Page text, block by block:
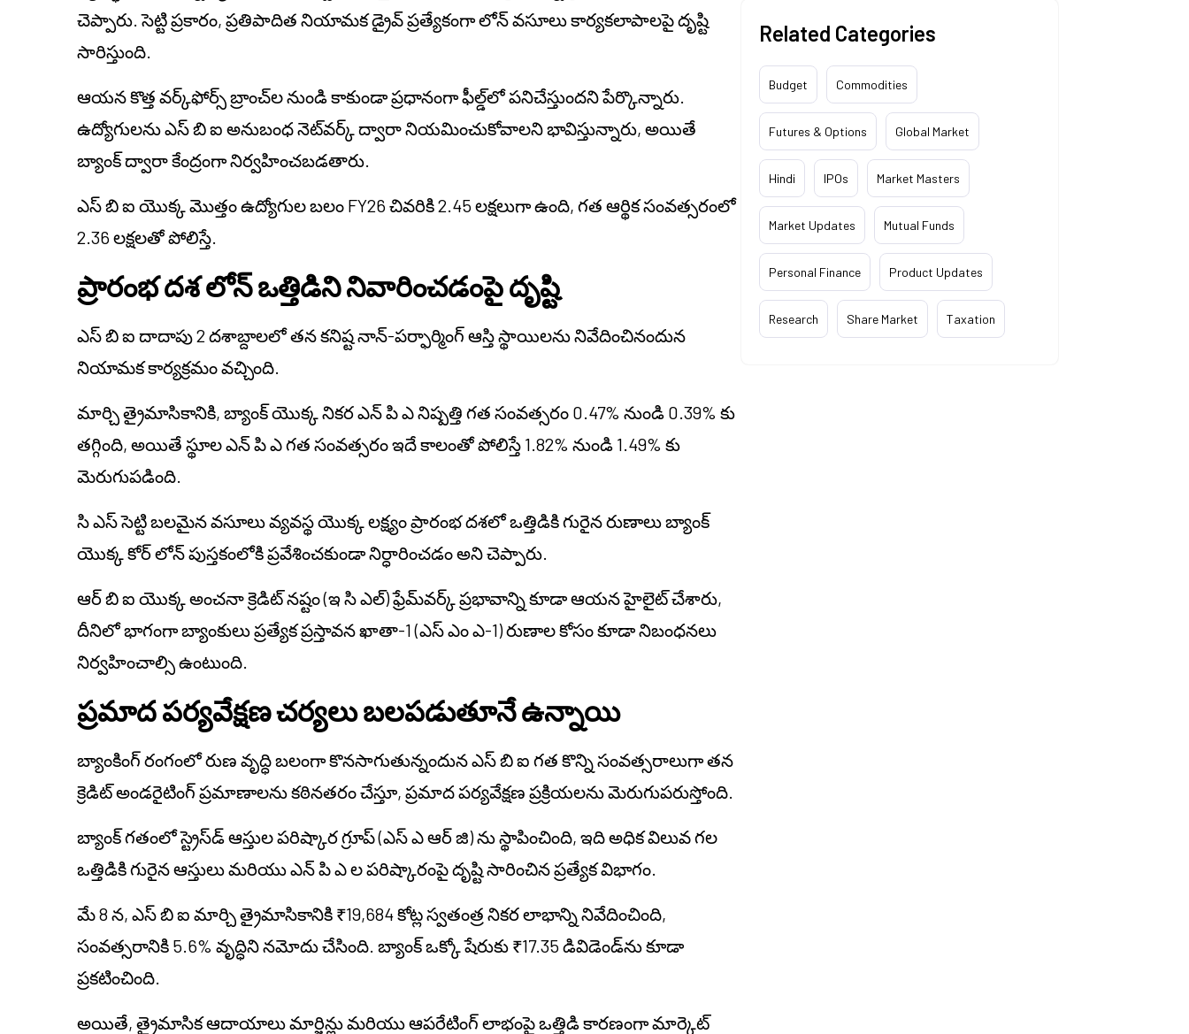
చెప్పారు. సెట్టి ప్రకారం, ప్రతిపాదిత నియామక డ్రైవ్ ప్రత్యేకంగా లోన్ వసూలు కార్యకలాపాలపై దృష్టి
సారిస్తుంది.
ఆయన కొత్త వర్క్‌ఫోర్స్ బ్రాంచ్‌ల నుండి కాకుండా ప్రధానంగా ఫీల్డ్‌లో పనిచేస్తుందని పేర్కొన్నారు.
ఉద్యోగులను ఎస్ బి ఐ అనుబంధ నెట్‌వర్క్ ద్వారా నియమించుకోవాలని భావిస్తున్నారు, అయితే
బ్యాంక్ ద్వారా కేంద్రంగా నిర్వహించబడతారు.
ఎస్ బి ఐ యొక్క మొత్తం ఉద్యోగుల బలం FY26 చివరికి 2.45 లక్షలుగా ఉంది, గత ఆర్థిక సంవత్సరంలో
2.36 లక్షలతో పోలిస్తే.
ప్రారంభ దశ లోన్ ఒత్తిడిని నివారించడంపై దృష్టి
ఎస్ బి ఐ దాదాపు 2 దశాబ్దాలలో తన కనిష్ట నాన్-పర్ఫార్మింగ్ ఆస్తి స్థాయిలను నివేదించినందున
నియామక కార్యక్రమం వచ్చింది.
మార్చి త్రైమాసికానికి, బ్యాంక్ యొక్క నికర ఎన్ పి ఎ నిష్పత్తి గత సంవత్సరం 0.47% నుండి 0.39% కు
తగ్గింది, అయితే స్థూల ఎన్ పి ఎ గత సంవత్సరం ఇదే కాలంతో పోలిస్తే 1.82% నుండి 1.49% కు
మెరుగుపడింది.
సి ఎస్ సెట్టి బలమైన వసూలు వ్యవస్థ యొక్క లక్ష్యం ప్రారంభ దశలో ఒత్తిడికి గురైన రుణాలు బ్యాంక్
యొక్క కోర్ లోన్ పుస్తకంలోకి ప్రవేశించకుండా నిర్ధారించడం అని చెప్పారు.
ఆర్ బి ఐ యొక్క అంచనా క్రెడిట్ నష్టం (ఇ సి ఎల్) ఫ్రేమ్‌వర్క్ ప్రభావాన్ని కూడా ఆయన హైలైట్ చేశారు,
దీనిలో భాగంగా బ్యాంకులు ప్రత్యేక ప్రస్తావన ఖాతా-1 (ఎస్ ఎం ఎ-1) రుణాల కోసం కూడా నిబంధనలు
నిర్వహించాల్సి ఉంటుంది.
ప్రమాద పర్యవేక్షణ చర్యలు బలపడుతూనే ఉన్నాయి
బ్యాంకింగ్ రంగంలో రుణ వృద్ధి బలంగా కొనసాగుతున్నందున ఎస్ బి ఐ గత కొన్ని సంవత్సరాలుగా తన
క్రెడిట్ అండరైటింగ్ ప్రమాణాలను కఠినతరం చేస్తూ, ప్రమాద పర్యవేక్షణ ప్రక్రియలను మెరుగుపరుస్తోంది.
బ్యాంక్ గతంలో స్ట్రెస్‌డ్ ఆస్తుల పరిష్కార గ్రూప్ (ఎస్ ఎ ఆర్ జి) ను స్థాపించింది, ఇది అధిక విలువ గల
ఒత్తిడికి గురైన ఆస్తులు మరియు ఎన్ పి ఎ ల పరిష్కారంపై దృష్టి సారించిన ప్రత్యేక విభాగం.
మే 8 న, ఎస్ బి ఐ మార్చి త్రైమాసికానికి ₹19,684 కోట్ల స్వతంత్ర నికర లాభాన్ని నివేదించింది,
సంవత్సరానికి 5.6% వృద్ధిని నమోదు చేసింది. బ్యాంక్ ఒక్కో షేరుకు ₹17.35 డివిడెండ్‌ను కూడా
ప్రకటించింది.
అయితే, త్రైమాసిక ఆదాయాలు మార్జిన్లు మరియు ఆపరేటింగ్ లాభంపై ఒత్తిడి కారణంగా మార్కెట్
Related Categories
Budget Commodities
Futures & Options Global Market
Hindi IPOs Market Masters
Market Updates Mutual Funds
Personal Finance Product Updates
Research Share Market Taxation